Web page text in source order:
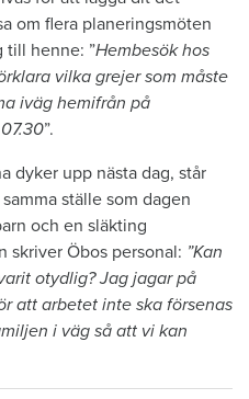
om flera planeringsmöten
till henne: ”Hembesök hos
vilka grejer som måste
iväg hemifrån på
”.
dyker upp nästa dag, står
ställe som dagen
och en släkting
skriver Öbos personal: ”Kan
otydlig? Jag jagar på
att arbetet inte ska försenas
i väg så att vi kan